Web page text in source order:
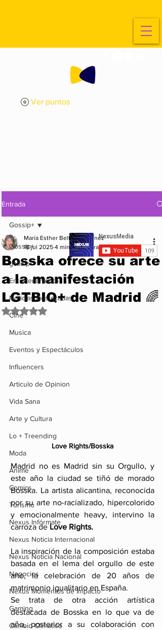
Ver puntos
Entrada
Gossip+
gossip
Entretenimiento
Noticias Destacadas
Cine
Musica
Eventos y Espectáculos
Influencers
Articulo de Opinion
Vida Sana
Arte y Cultura
Lo + Treending
Moda
Anime
Comics
Turismo
Nexus Infórmate
Nexus Noticia Internacional
Nexus Noticia Nacional
Negocios
Nexus Momentos de Impacto
Gaming
Cambio Climatico
Gossip+
Bosska ofrece su arte
a la manifestación
LGTBIQ+ de Madrid 🌈
María Esther Beltrán Martínez
18 jul 2025 4 min de lectura
Obtuvo NaN de 5 estrellas.
Love Rights/Bosska
Madrid no es Madrid sin su Orgullo, y
este año la ciudad se tiñó de morado
Bosska. La artista alicantina, reconocida
por su arte no-racializado, hipercolorido
y emocionalmente heavy, intervino la
carroza de Love Rights.
La inspiración de la composición estaba
basada en el lema del orgullo de este
año, la celebración de 20 años de
matrimonio igualitario en España.
Se trata de otra acción artística
destacada de Bosska en lo que va de
año, posterior a su colaboración con